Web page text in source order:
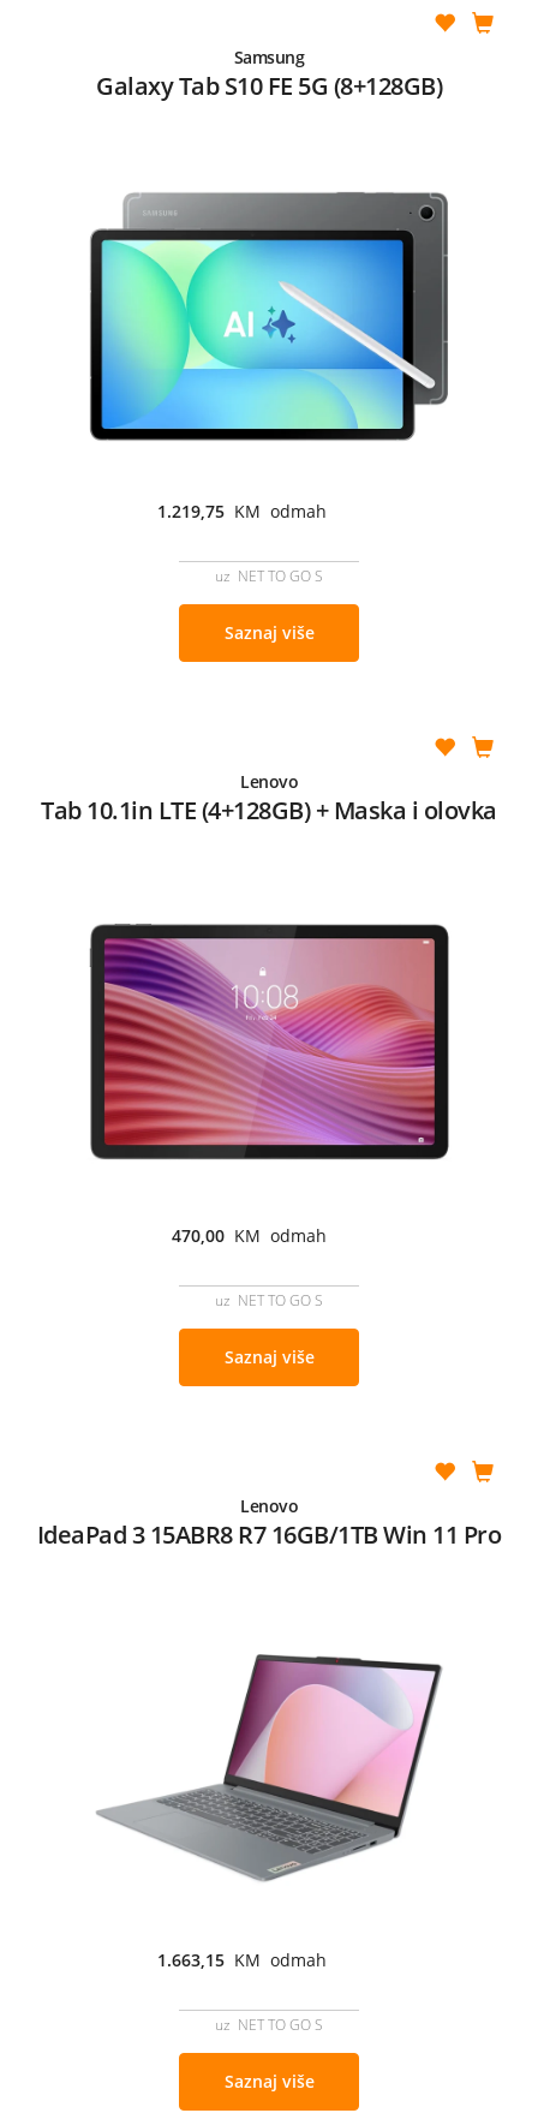
Samsung
Galaxy Tab S10 FE 5G (8+128GB)
1.219,75 KM odmah
uz NET TO GO S
Saznaj više
Lenovo
Tab 10.1in LTE (4+128GB) + Maska i olovka
470,00 KM odmah
uz NET TO GO S
Saznaj više
Lenovo
IdeaPad 3 15ABR8 R7 16GB/1TB Win 11 Pro
1.663,15 KM odmah
uz NET TO GO S
Saznaj više